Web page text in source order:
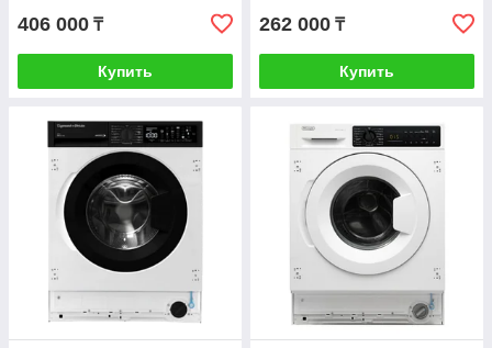
406 000 ₸
Купить
262 000 ₸
Купить